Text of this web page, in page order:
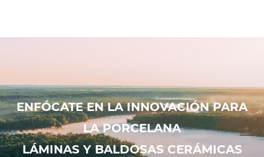
ENFÓCATE EN LA INNOVACIÓN PARA
LA PORCELANA
LÁMINAS Y BALDOSAS CERÁMICAS